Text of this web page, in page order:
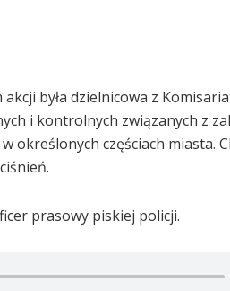
była dzielnicowa z
i kontrolnych związanych z
określonych częściach miasta.
prasowy piskiej policji.